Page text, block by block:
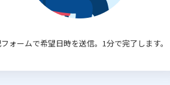
ォームで希望日時を送信。1分で完了します。